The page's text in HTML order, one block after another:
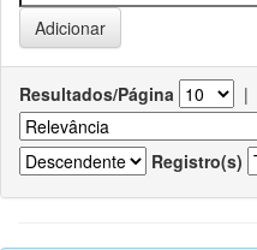
Resultados/Página |
Registro(s)